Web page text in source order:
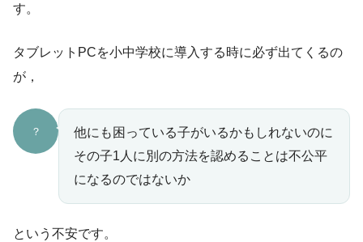
す。
タブレットPCを小中学校に導入する時に必ず出てくるの
が，
？
他にも困っている子がいるかもしれないのに
その子1人に別の方法を認めることは不公平
になるのではないか
という不安です。